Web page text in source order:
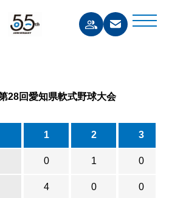
28回愛知県軟式野球大会
1 2 3
0 1 0
4 0 0